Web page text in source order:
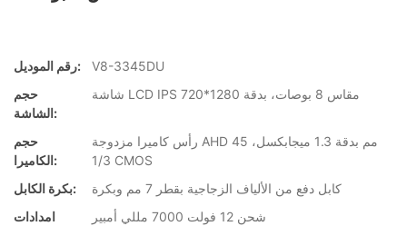
رقم الموديل:
V8-3345DU
حجم
الشاشة:
شاشة LCD IPS مقاس 8 بوصات، بدقة 1280*720
حجم
الكاميرا:
رأس كاميرا مزدوجة AHD 45 مم بدقة 1.3 ميجابكسل،
1/3 CMOS
بكرة الكابل:
كابل دفع من الألياف الزجاجية بقطر 7 مم وبكرة
امدادات
شحن 12 فولت 7000 مللي أمبير